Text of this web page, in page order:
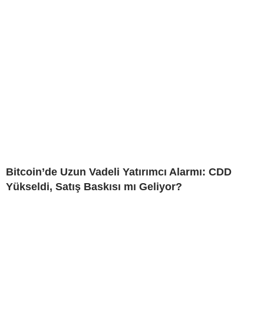
Bitcoin’de Uzun Vadeli Yatırımcı Alarmı: CDD
Yükseldi, Satış Baskısı mı Geliyor?